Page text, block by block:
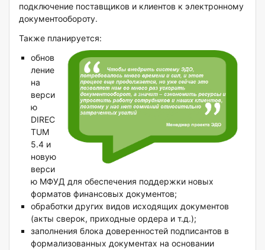
подключение поставщиков и клиентов к электронному
документообороту.
Также планируется:
обнов
ление
на
верси
ю
DIREC
TUM
5.4 и
новую
верси
ю МФУД для обеспечения поддержки новых
форматов финансовых документов;
обработки других видов исходящих документов
(акты сверок, приходные ордера и т.д.);
заполнения блока доверенностей подписантов в
формализованных документах на основании